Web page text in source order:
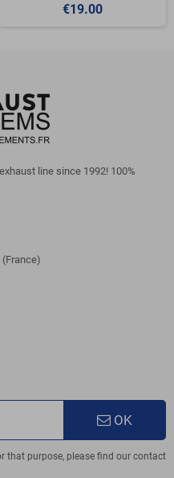
€19.00
line since 1992! 100%
(France)
OK
that purpose, please find our contact